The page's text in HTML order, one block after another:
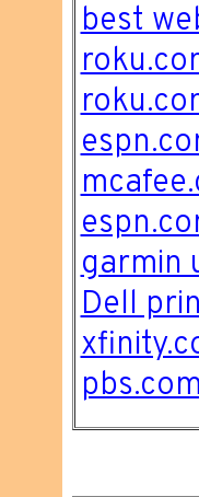
best
garmin
Dell